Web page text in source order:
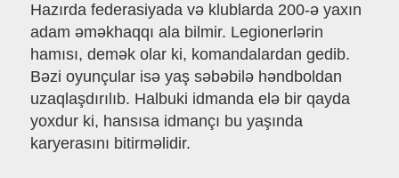
Hazırda federasiyada və klublarda 200-ə yaxın
adam əməkhaqqı ala bilmir. Legionerlərin
hamısı, demək olar ki, komandalardan gedib.
Bəzi oyunçular isə yaş səbəbilə həndboldan
uzaqlaşdırılıb. Halbuki idmanda elə bir qayda
yoxdur ki, hansısa idmançı bu yaşında
karyerasını bitirməlidir.